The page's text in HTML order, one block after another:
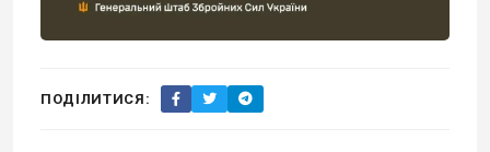
ПОДІЛИТИСЯ: